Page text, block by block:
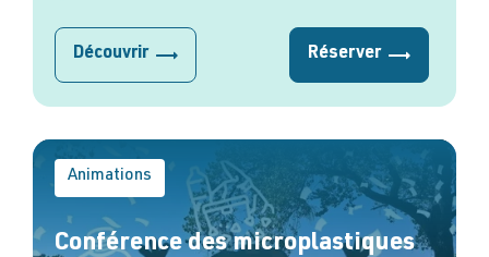
Découvrir Réserver
Animations
Conférence des microplastiques